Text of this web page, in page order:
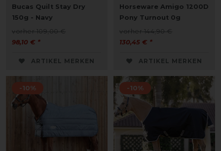
Bucas Quilt Stay Dry
150g - Navy
vorher 109,00 €
98,10 € *
ARTIKEL MERKEN
Horseware Amigo 1200D
Pony Turnout 0g
vorher 144,90 €
130,45 € *
ARTIKEL MERKEN
-10% -10%